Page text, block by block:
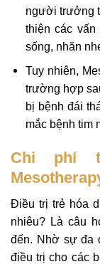
người trưởng
thiện các
sống, nhăn
Tuy nhiên,
trường hợp
bị bệnh đái
mắc bệnh tim
Chi phí
Điều trị trẻ hóa
nhiêu? Là câu
đến. Nhờ sự đa
điều trị cho các